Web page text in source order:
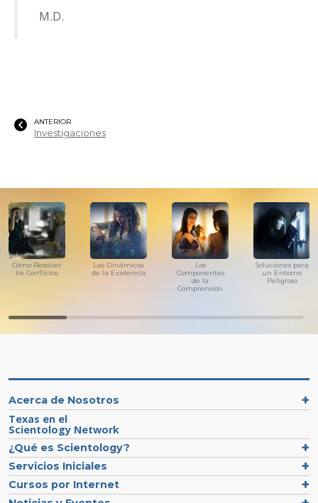
M.D.
ANTERIOR
Investigaciones
Cómo Resolver
los Conflictos
Las Dinámicas
de la Existencia
Los
Componentes
de la
Comprensión
Soluciones para
un Entorno
Peligroso
Acerca de Nosotros
Texas en el
Scientology Network
¿Qué es Scientology?
Servicios Iniciales
Cursos por Internet